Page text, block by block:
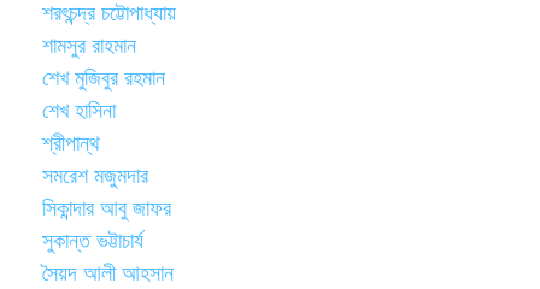
শরৎচন্দ্র চট্টোপাধ্যায়
শামসুর রাহমান
শেখ মুজিবুর রহমান
শেখ হাসিনা
শ্রীপান্থ
সমরেশ মজুমদার
সিকান্দার আবু জাফর
সুকান্ত ভট্টাচার্য
সৈয়দ আলী আহসান